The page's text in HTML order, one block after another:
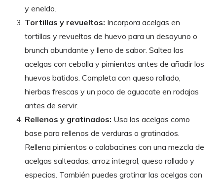
y eneldo.
Tortillas y revueltos: Incorpora acelgas en
tortillas y revueltos de huevo para un desayuno o
brunch abundante y lleno de sabor. Saltea las
acelgas con cebolla y pimientos antes de añadir los
huevos batidos. Completa con queso rallado,
hierbas frescas y un poco de aguacate en rodajas
antes de servir.
Rellenos y gratinados: Usa las acelgas como
base para rellenos de verduras o gratinados.
Rellena pimientos o calabacines con una mezcla de
acelgas salteadas, arroz integral, queso rallado y
especias. También puedes gratinar las acelgas con